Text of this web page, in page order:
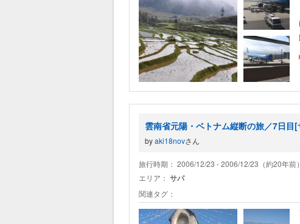
雲南省元陽・ベトナム縦断の旅／7日目
byaki18novさん
旅行時期： 2006/12/23 - 2006/12/23（約20年前）
エリア： サパ
関連タグ：